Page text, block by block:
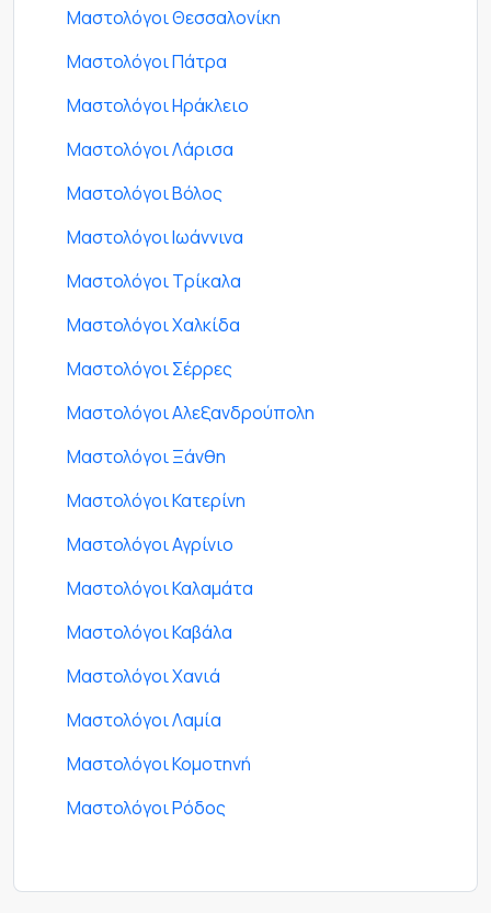
Μαστολόγοι Θεσσαλονίκη
Μαστολόγοι Πάτρα
Μαστολόγοι Ηράκλειο
Μαστολόγοι Λάρισα
Μαστολόγοι Βόλος
Μαστολόγοι Ιωάννινα
Μαστολόγοι Τρίκαλα
Μαστολόγοι Χαλκίδα
Μαστολόγοι Σέρρες
Μαστολόγοι Αλεξανδρούπολη
Μαστολόγοι Ξάνθη
Μαστολόγοι Κατερίνη
Μαστολόγοι Αγρίνιο
Μαστολόγοι Καλαμάτα
Μαστολόγοι Καβάλα
Μαστολόγοι Χανιά
Μαστολόγοι Λαμία
Μαστολόγοι Κομοτηνή
Μαστολόγοι Ρόδος